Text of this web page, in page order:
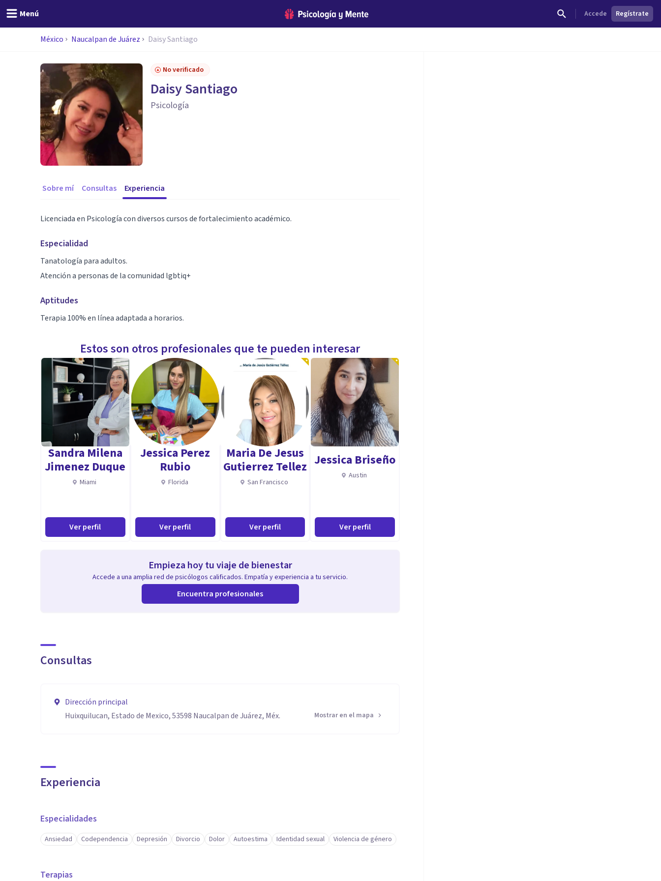
Menú Accede Regístrate
México Naucalpan de Juárez Daisy Santiago
No verificado
Daisy Santiago
Psicología
Sobre mí Consultas Experiencia
Licenciada en Psicología con diversos cursos de fortalecimiento académico.
Especialidad
Tanatología para adultos.
Atención a personas de la comunidad lgbtiq+
Aptitudes
Terapia 100% en línea adaptada a horarios.
Estos son otros profesionales que te pueden interesar
Sandra Milena
Jimenez Duque
Miami
Ver perfil
Jessica Perez
Rubio
Florida
Ver perfil
Maria De Jesus
Gutierrez Tellez
San Francisco
Ver perfil
Jessica Briseño
Austin
Ver perfil
Empieza hoy tu viaje de bienestar
Accede a una amplia red de psicólogos calificados. Empatía y experiencia a tu servicio.
Encuentra profesionales
Consultas
Dirección principal
Huixquilucan, Estado de Mexico, 53598 Naucalpan de Juárez, Méx.
Mostrar en el mapa
Experiencia
Especialidades
Ansiedad Codependencia Depresión Divorcio Dolor Autoestima Identidad sexual Violencia de género
Terapias